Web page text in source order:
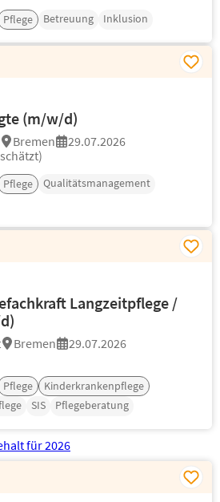
Pflege Betreuung Inklusion
(m/w/d)
Bremen
29.07.2026
Pflege
Qualitätsmanagement
Langzeitpflege /
Bremen
29.07.2026
Pflege
Kinderkrankenpflege
SIS Pflegeberatung